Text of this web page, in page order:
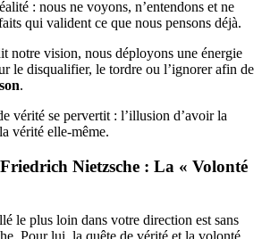
: nous ne voyons, n’entendons et ne
qui valident ce que nous pensons déjà.
notre vision, nous déployons une énergie
le disqualifier, le tordre ou l’ignorer afin de
.
vérité se pervertit : l’illusion d’avoir la
vérité elle-même.
Nietzsche : La « Volonté
le plus loin dans votre direction est sans